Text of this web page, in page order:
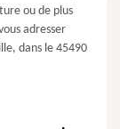
ou de plus
adresser
dans le 45490